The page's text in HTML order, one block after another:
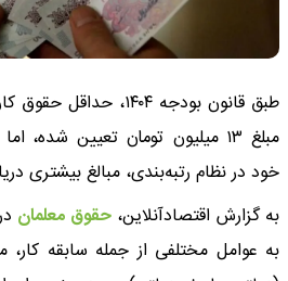
طبق قانون بودجه ۱۴۰۴،
مبلغ ۱۳ میلیون تومان تعیین
خود در نظام رتبه‌بندی، مبالغ بیشتری
به گزارش اقتصادآنلاین،حقوق معلمان
به عوامل مختلفی از جمله سابقه